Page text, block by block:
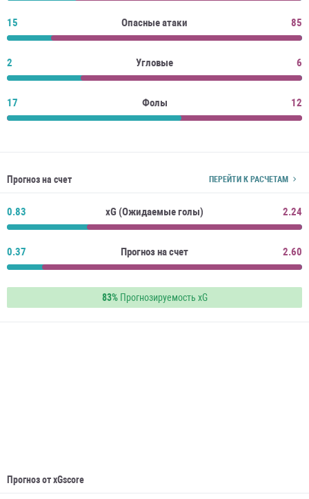
15 Опасные атаки 85
2 Угловые 6
17 Фолы 12
Прогноз на счет ПЕРЕЙТИ К РАСЧЕТАМ
0.83 xG (Ожидаемые голы) 2.24
0.37 Прогноз на счет 2.60
83%Прогнозируемость xG
Прогноз от xGscore